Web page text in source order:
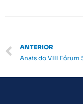
c
b
o
o
it
r
at
p
p
Prev
ANTERIOR